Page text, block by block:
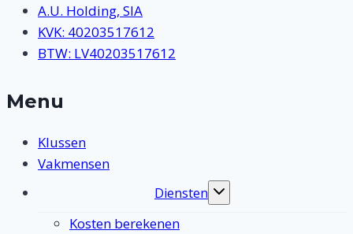
A.U. Holding, SIA
KVK: 40203517612
BTW: LV40203517612
Menu
Klussen
Vakmensen
Diensten
Toggle
Kosten berekenen